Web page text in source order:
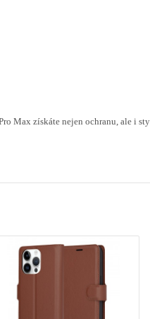
Max získáte nejen ochranu, ale i